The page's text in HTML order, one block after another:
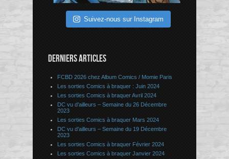
Suivez-nous sur Instagram
DERNIERS ARTICLES
FCBD 2026 chez Album Comics / Momie Paris
Les sorties Comics à braquer : Juin 2024
Les sorties Comics à braquer Avril 2024
DC vu d’ailleurs – Semaine du 26 Décembre
2023
Les sorties Comics à braquer Mars 2024
DC vu d’ailleurs – Semaine du 19 Décembre
2023
Les sorties Comics à braquer Février 2024
Les sorties Comics à braquer Janvier 2024